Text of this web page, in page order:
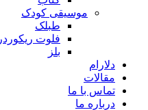
موسیقی کودک
طبلک
فلوت ریکوردر
بلز
دلارام
مقالات
تماس با ما
درباره ما